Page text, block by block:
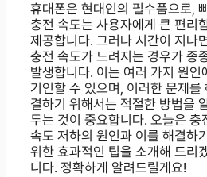
휴대폰은 현대인의 필수품으로,
충전 속도는 사용자에게 큰 편리
제공합니다. 그러나 시간이 지나
충전 속도가 느려지는 경우가 종
발생합니다. 이는 여러 가지 원인
기인할 수 있으며, 이러한 문제를
결하기 위해서는 적절한 방법을
두는 것이 중요합니다. 오늘은 충
속도 저하의 원인과 이를 해결하기
위한 효과적인 팁을 소개해 드리
니다. 정확하게 알려드릴게요!